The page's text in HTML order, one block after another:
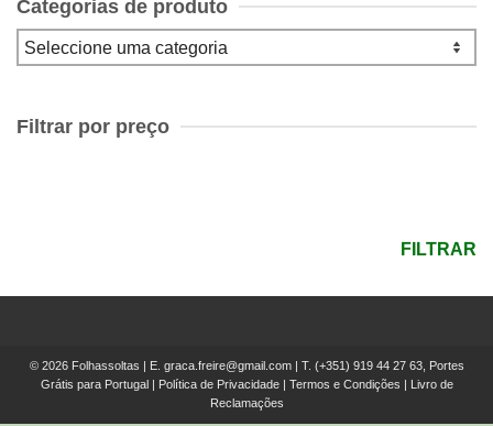
Categorias de produto
Filtrar por preço
FILTRAR
© 2026 Folhassoltas | E. graca.freire@gmail.com| T. (+351) 919 44 27 63, Portes
Grátis para Portugal | Política de Privacidade| Termos e Condições | Livro de
Reclamações